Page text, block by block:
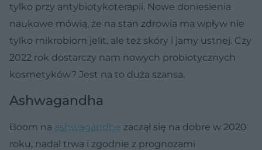
tylko przy antybiotykoterapii. Nowe doniesienia
naukowe mówią, że na stan zdrowia ma wpływ nie
tylko mikrobiom jelit, ale też skóry i jamy ustnej. Czy
2022 rok dostarczy nam nowych probiotycznych
kosmetyków? Jest na to duża szansa.
Ashwagandha
Boom na ashwagandhę zaczął się na dobre w 2020
roku, nadal trwa i zgodnie z prognozami